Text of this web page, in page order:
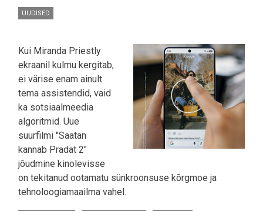
UUDISED
Kui Miranda Priestly
ekraanil kulmu kergitab,
ei värise enam ainult
tema assistendid, vaid
ka sotsiaalmeedia
algoritmid. Uue
suurfilmi "Saatan
kannab Pradat 2"
jõudmine kinolevisse
on tekitanud ootamatu sünkroonsuse kõrgmoe ja
tehnoloogiamaailma vahel.